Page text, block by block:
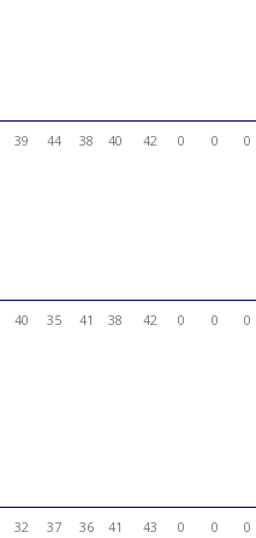
39 44 38 40 42 0 0 0
40 35 41 38 42 0 0 0
32 37 36 41 43 0 0 0